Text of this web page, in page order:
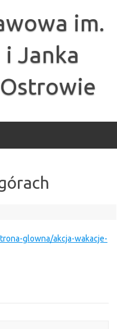
im.
i Janka
glowna/akcja-wakacje-